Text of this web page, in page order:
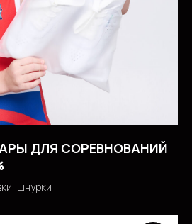
ДЛЯ СОРЕВНОВАНИЙ
шнурки